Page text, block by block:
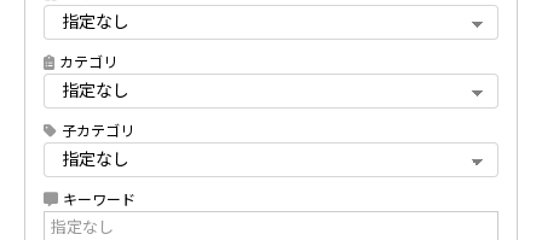
カテゴリ
子カテゴリ
キーワード